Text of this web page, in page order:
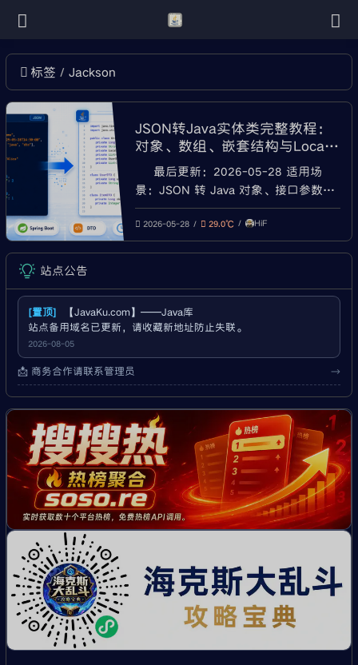
标签 Jackson
JSON转Java实体类完整教程：
对象、数组、嵌套结构与LocalD
ateTime处理
最后更新：2026-05-28 适用场
景：JSON 转 Java 对象、接口参数
DTO 设计、Spring Boot 接收 JSON、
Jackson 序列化与反序列化、
LocalDateTime 时间格式处理、JSON
场
2026-05-28 29.0℃ HiF
站点公告
[置顶]
【JavaKu.com】——Java库
站点备用域名已更新，请收藏新地址防止失联。
2026-08-05
📩 商务合作请联系管理员 →